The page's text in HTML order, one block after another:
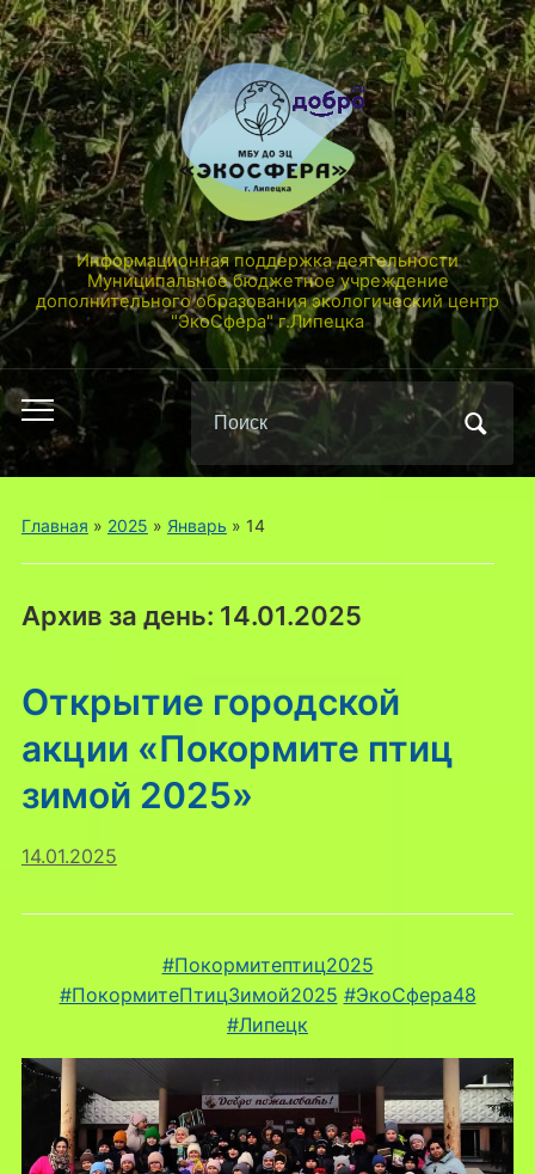
Информационная поддержка деятельности
Муниципальное бюджетное учреждение
дополнительного образования экологический центр
"ЭкоСфера" г.Липецка
Переключить
мобильное
меню
Поиск
по:
Главная » 2025 » Январь » 14
Архив за день: 14.01.2025
Открытие городской
акции «Покормите птиц
зимой 2025»
14.01.2025
#Покормитептиц2025
#ПокормитеПтицЗимой2025 #ЭкоСфера48
#Липецк